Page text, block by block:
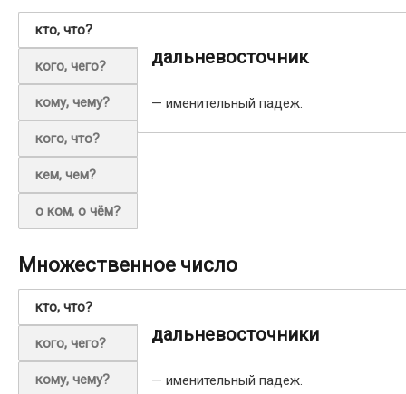
кто, что?
кого, чего?
кому, чему?
кого, что?
кем, чем?
о ком, о чём?
дальневосточник
— именительный падеж.
Множественное число
кто, что?
кого, чего?
кому, чему?
дальневосточники
— именительный падеж.